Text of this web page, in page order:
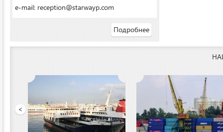
e-mail: reception@starwayp.com
Подробнее
<
ООО «Якутский речной